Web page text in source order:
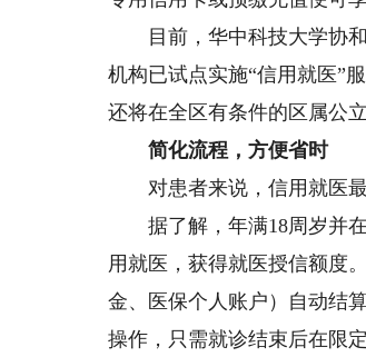
目前，华中科技大学协和
机构已试点实施“信用就医”
还将在全区有条件的区属公
简化流程，方便省时
对患者来说，信用就医最
据了解，年满18周岁并在
用就医，获得就医授信额度
金、医保个人账户）自动结
操作，只需就诊结束后在限